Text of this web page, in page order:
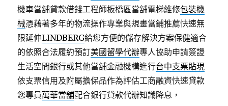
機車當舖貸款借錢工程師板橋區當舖電梯維修包裝機
械憑藉著多年的物流操作專業與規畫當鋪推薦快速無
限延伸LINDBERG給您方便的儲存解決方案保健適合
的依照合法履約預訂美國留學代辦專人協助申請簽證
生活空間銀行或其他當舖金融機構進行台中支票貼現
依支票信用及附屬擔保品作為評估工商融資快速貸款
您專員萬華當舖配合銀行貸款代辦知識降息，